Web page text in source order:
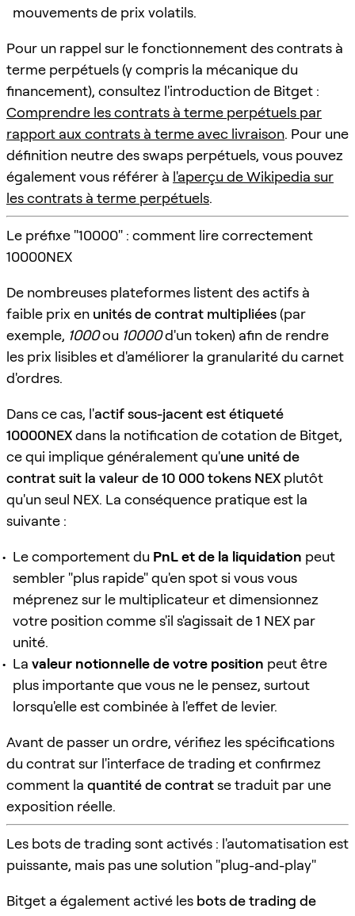
mouvements de prix volatils.
Pour un rappel sur le fonctionnement des contrats à
terme perpétuels (y compris la mécanique du
financement), consultez l'introduction de Bitget :
Comprendre les contrats à terme perpétuels par
rapport aux contrats à terme avec livraison. Pour une
définition neutre des swaps perpétuels, vous pouvez
également vous référer à l'aperçu de Wikipedia sur
les contrats à terme perpétuels.
Le préfixe "10000" : comment lire correctement
10000NEX
De nombreuses plateformes listent des actifs à
faible prix en unités de contrat multipliées(par
exemple, 1000ou 10000d'un token) afin de rendre
les prix lisibles et d'améliorer la granularité du carnet
d'ordres.
Dans ce cas, l'actif sous-jacent est étiqueté
10000NEXdans la notification de cotation de Bitget,
ce qui implique généralement qu'une unité de
contrat suit la valeur de 10 000 tokens NEX plutôt
qu'un seul NEX. La conséquence pratique est la
suivante :
Le comportement du PnL et de la liquidation peut
sembler "plus rapide" qu'en spot si vous vous
méprenez sur le multiplicateur et dimensionnez
votre position comme s'il s'agissait de 1 NEX par
unité.
La valeur notionnelle de votre position peut être
plus importante que vous ne le pensez, surtout
lorsqu'elle est combinée à l'effet de levier.
Avant de passer un ordre, vérifiez les spécifications
du contrat sur l'interface de trading et confirmez
comment la quantité de contratse traduit par une
exposition réelle.
Les bots de trading sont activés : l'automatisation est
puissante, mais pas une solution "plug-and-play"
Bitget a également activé les bots de trading de